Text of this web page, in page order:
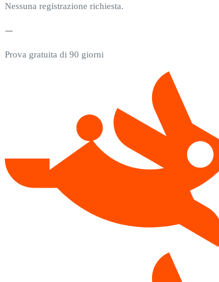
Nessuna registrazione richiesta.
Prova gratuita di 90 giorni